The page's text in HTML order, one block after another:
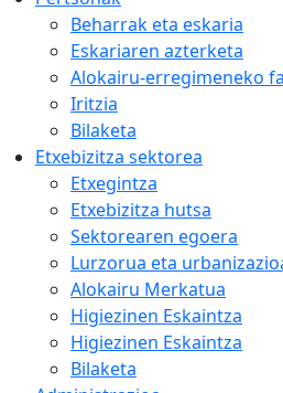
Beharrak eta eskaria
Eskariaren azterketa
Alokairu-erregimeneko
Iritzia
Bilaketa
Etxebizitza sektorea
Etxegintza
Etxebizitza hutsa
Sektorearen egoera
Lurzorua eta
Alokairu Merkatua
Higiezinen Eskaintza
Higiezinen Eskaintza
Bilaketa